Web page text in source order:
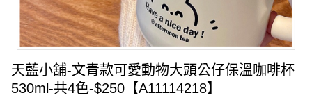
天藍小舖-文青款可愛動物大頭公仔保溫咖啡杯
530ml-共4色-$250【A11114218】